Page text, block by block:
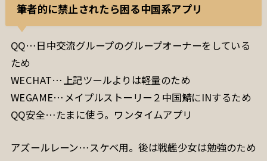
筆者的に禁止されたら困る中国系アプリ
QQ…日中交流グループのグループオーナーをしている
ため
WECHAT…上記ツールよりは軽量のため
WEGAME…メイプルストーリー２中国鯖にINするため
QQ安全…たまに使う。ワンタイムアプリ
アズールレーン…スケベ用。後は戦艦少女は勉強のため